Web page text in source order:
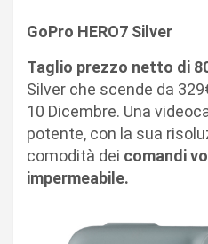
GoPro HERO7 Silver
Taglio prezzo netto di
Silver che scende da
10 Dicembre. Una
potente, con la sua
comodità dei comandi
impermeabile.